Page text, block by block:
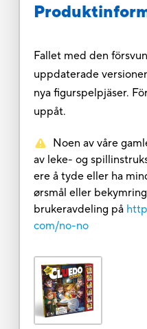
Fallet med den
uppdaterade
nya figurspelpjäser.
uppåt.
Noen av våre
av leke- og
ere å tyde eller ha
ørsmål eller
brukeravdeling på
com/no-no